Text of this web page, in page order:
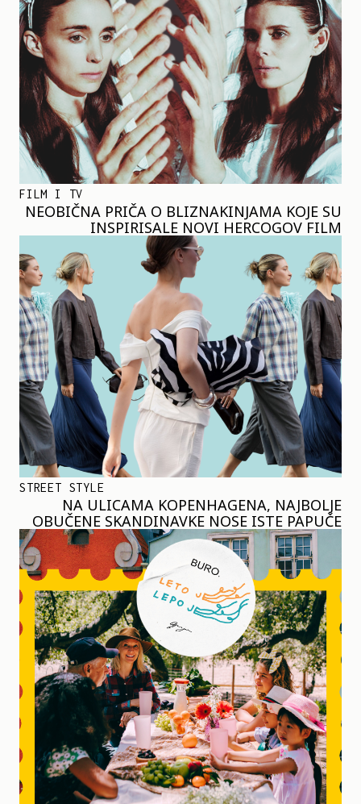
FILM I TV
NEOBIČNA PRIČA O BLIZNAKINJAMA KOJE SU
INSPIRISALE NOVI HERCOGOV FILM
STREET STYLE
NA ULICAMA KOPENHAGENA, NAJBOLJE
OBUČENE SKANDINAVKE NOSE ISTE PAPUČE